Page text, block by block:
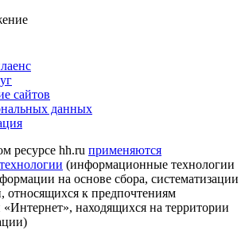
сайтов
данных
ресурсе hh.ru применяются
(информационные технологии
на основе сбора, систематизации
относящихся к предпочтениям
«Интернет», находящихся на территории